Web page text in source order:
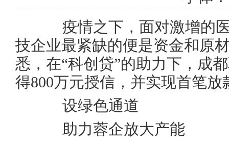
疫情之下，面对激增的医
技企业最紧缺的便是资金和原
悉，在“科创贷”的助力下，成
得800万元授信，并实现首笔
设绿色通道
助力蓉企放大产能